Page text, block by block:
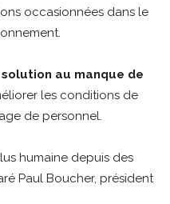
occasionnées dans le
au manque de
les conditions de
de personnel.
humaine depuis des
Paul Boucher, président